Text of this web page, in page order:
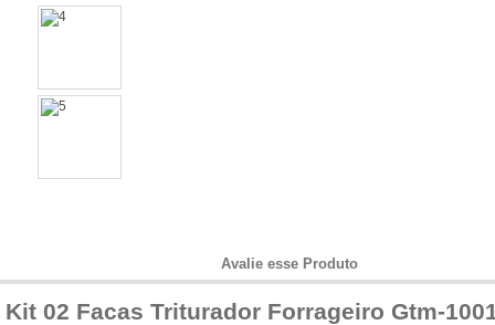
Avalie esse Produto
Kit 02 Facas Triturador Forrageiro Gtm-